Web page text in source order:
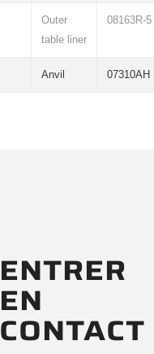
Outer
table liner
08163R-5
Anvil 07310AH
ENTRER
EN
CONTACT